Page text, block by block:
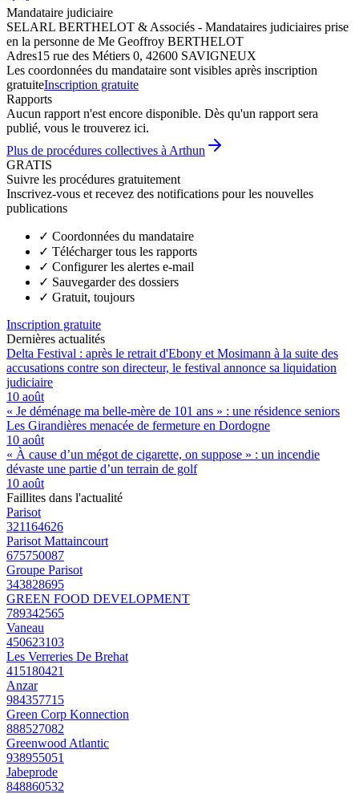
Mandataire judiciaire
SELARL BERTHELOT & Associés - Mandataires judiciaires prise
en la personne de Me Geoffroy BERTHELOT
Adres15 rue des Métiers 0, 42600 SAVIGNEUX
Les coordonnées du mandataire sont visibles après inscription
gratuiteInscription gratuite
Rapports
Aucun rapport n'est encore disponible. Dès qu'un rapport sera
publié, vous le trouverez ici.
Plus de procédures collectives à Arthun
GRATIS
Suivre les procédures gratuitement
Inscrivez-vous et recevez des notifications pour les nouvelles
publications
✓ Coordonnées du mandataire
✓ Télécharger tous les rapports
✓ Configurer les alertes e-mail
✓ Sauvegarder des dossiers
✓ Gratuit, toujours
Inscription gratuite
Dernières actualités
Delta Festival : après le retrait d'Ebony et Mosimann à la suite des
accusations contre son directeur, le festival annonce sa liquidation
judiciaire
10 août
« Je déménage ma belle-mère de 101 ans » : une résidence seniors
Les Girandières menacée de fermeture en Dordogne
10 août
« À cause d’un mégot de cigarette, on suppose » : un incendie
dévaste une partie d’un terrain de golf
10 août
Faillites dans l'actualité
Parisot
321164626
Parisot Mattaincourt
675750087
Groupe Parisot
343828695
GREEN FOOD DEVELOPMENT
789342565
Vaneau
450623103
Les Verreries De Brehat
415180421
Anzar
984357715
Green Corp Konnection
888527082
Greenwood Atlantic
938955051
Jabeprode
848860532